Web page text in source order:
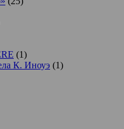
(1)
К. Иноуэ (1)